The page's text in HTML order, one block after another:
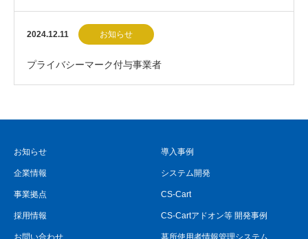
2024.12.11 お知らせ
プライバシーマーク付与事業者
お知らせ
企業情報
事業拠点
採用情報
お問い合わせ
導入事例
システム開発
CS-Cart
CS-Cartアドオン等 開発事例
墓所使用者情報管理システム